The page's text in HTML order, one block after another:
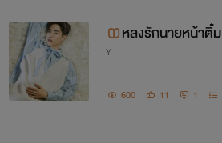
หลงรักนายหน้าติ๋ม
Y
600 11 1